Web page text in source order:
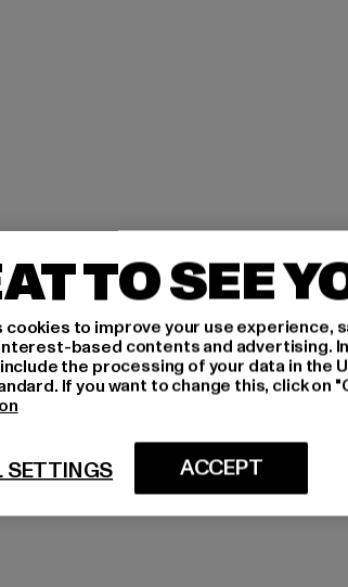
TO SEE
cookies to improve your use experience,
based contents and advertising.
the processing of your data in the
If you want to change this, click on
ACCEPT
SETTINGS